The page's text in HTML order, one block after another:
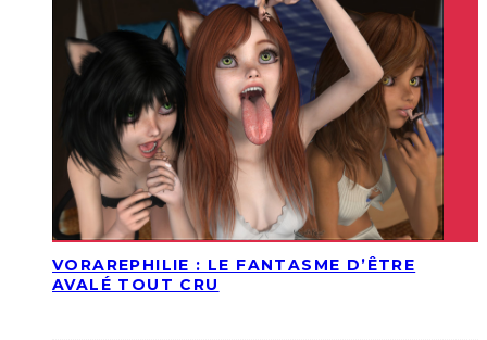
VORAREPHILIE : LE FANTASME D’ÊTRE
AVALÉ TOUT CRU